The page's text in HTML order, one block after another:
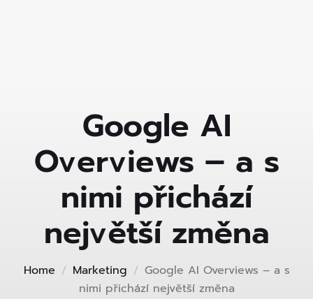
Google AI
Overviews – a s
nimi přichází
největší změna
Home Marketing
Google AI Overviews – a s
nimi přichází největší změna